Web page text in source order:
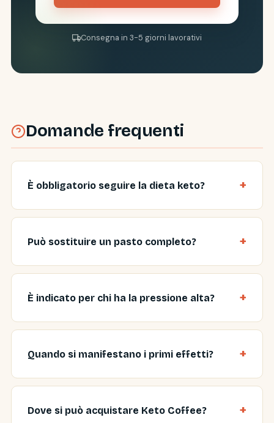
Consegna in 3-5 giorni lavorativi
Domande frequenti
È obbligatorio seguire la dieta keto?
Può sostituire un pasto completo?
È indicato per chi ha la pressione alta?
Quando si manifestano i primi effetti?
Dove si può acquistare Keto Coffee?